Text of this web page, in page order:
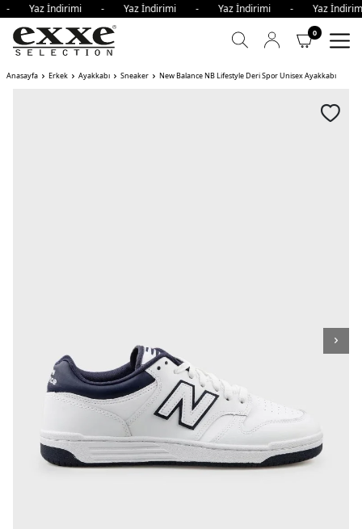
- Yaz İndirimi - Yaz İndirimi - Yaz İndirimi - Yaz
0
Anasayfa Erkek Ayakkabı Sneaker New Balance NB Lifestyle Deri Spor Unisex Ayakkabı